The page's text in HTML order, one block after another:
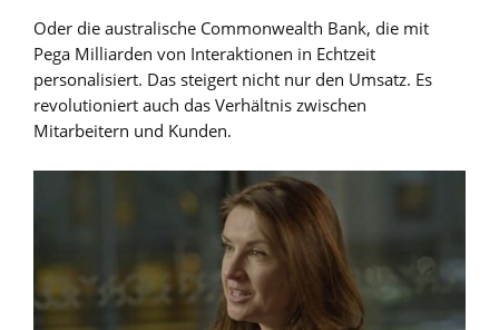
Oder die australische Commonwealth Bank, die mit
Pega Milliarden von Interaktionen in Echtzeit
personalisiert. Das steigert nicht nur den Umsatz. Es
revolutioniert auch das Verhältnis zwischen
Mitarbeitern und Kunden.